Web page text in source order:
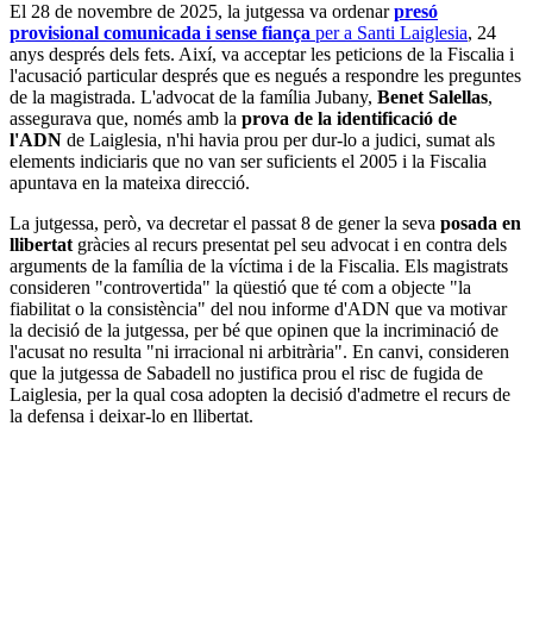
El 28 de novembre de 2025, la jutgessa va ordenarpresó
provisional comunicada i sense fiança per a Santi Laiglesia, 24
anys després dels fets. Així, va acceptar les peticions de la Fiscalia i
l'acusació particular després que es negués a respondre les preguntes
de la magistrada. L'advocat de la família Jubany, Benet Salellas,
assegurava que, només amb la prova de la identificació de
l'ADN de Laiglesia, n'hi havia prou per dur-lo a judici, sumat als
elements indiciaris que no van ser suficients el 2005 i la Fiscalia
apuntava en la mateixa direcció.
La jutgessa, però, va decretar el passat 8 de gener la seva posada en
llibertatgràcies al recurs presentat pel seu advocat i en contra dels
arguments de la família de la víctima i de la Fiscalia. Els magistrats
consideren "controvertida" la qüestió que té com a objecte "la
fiabilitat o la consistència" del nou informe d'ADN que va motivar
la decisió de la jutgessa, per bé que opinen que la incriminació de
l'acusat no resulta "ni irracional ni arbitrària". En canvi, consideren
que la jutgessa de Sabadell no justifica prou el risc de fugida de
Laiglesia, per la qual cosa adopten la decisió d'admetre el recurs de
la defensa i deixar-lo en llibertat.